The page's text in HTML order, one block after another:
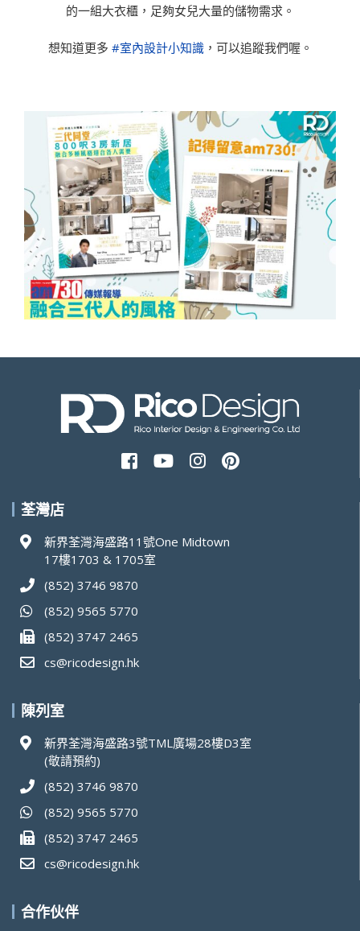
的一組大衣櫃，足夠女兒大量的儲物需求。
想知道更多 #室內設計小知識，可以追蹤我們喔。
荃灣店
新界荃灣海盛路11號One Midtown
17樓1703 & 1705室
(852) 3746 9870
(852) 9565 5770
(852) 3747 2465
cs@ricodesign.hk
陳列室
新界荃灣海盛路3號TML廣場28樓D3室
(敬請預約)
(852) 3746 9870
(852) 9565 5770
(852) 3747 2465
cs@ricodesign.hk
合作伙伴